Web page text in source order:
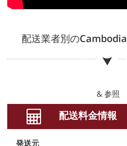
配送業者別のCambodia
& 参照
配送料金情報
発送元